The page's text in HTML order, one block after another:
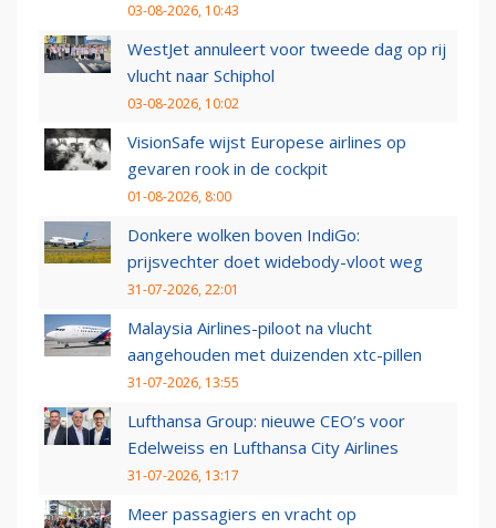
03-08-2026, 10:43
WestJet annuleert voor tweede dag op rij
vlucht naar Schiphol
03-08-2026, 10:02
VisionSafe wijst Europese airlines op
gevaren rook in de cockpit
01-08-2026, 8:00
Donkere wolken boven IndiGo:
prijsvechter doet widebody-vloot weg
31-07-2026, 22:01
Malaysia Airlines-piloot na vlucht
aangehouden met duizenden xtc-pillen
31-07-2026, 13:55
Lufthansa Group: nieuwe CEO’s voor
Edelweiss en Lufthansa City Airlines
31-07-2026, 13:17
Meer passagiers en vracht op